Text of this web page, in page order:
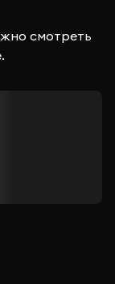
смотреть